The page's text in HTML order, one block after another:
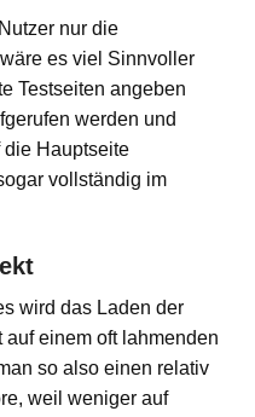
nur die
es viel Sinnvoller
Testseiten angeben
werden und
Hauptseite
vollständig im
wird das Laden der
einem oft lahmenden
so also einen relativ
weil weniger auf